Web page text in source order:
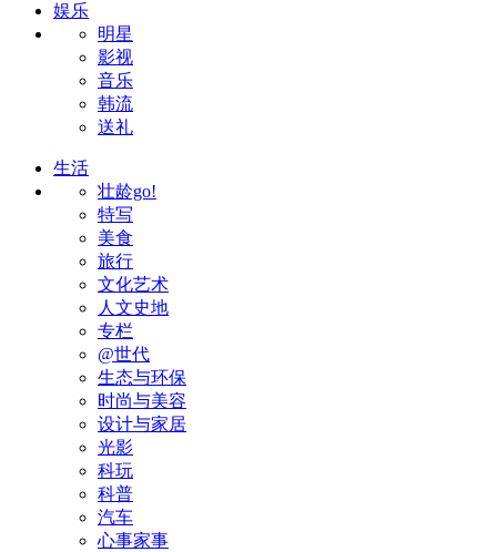
娱乐
明星
影视
音乐
韩流
送礼
生活
壮龄go!
特写
美食
旅行
文化艺术
人文史地
专栏
@世代
生态与环保
时尚与美容
设计与家居
光影
科玩
科普
汽车
心事家事